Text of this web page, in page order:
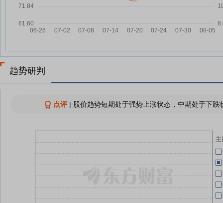
豫光金铅：第九届董事会第三十次
07-27
豫光金铅：融资净偿还1387.92万
07-25
豫光金铅7月24日盘中跌幅达5%
07-24
豫光金铅：融资净买入1423.38万
元，融资余额11.2亿元
07-07
07-02
06-27
趋势研判
点评| 股价趋势短期处于强势上涨状态，中期处于下
主